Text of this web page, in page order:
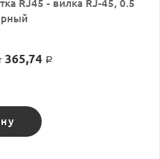
RJ45 - вилка RJ-45, 0.5
365,74 Р